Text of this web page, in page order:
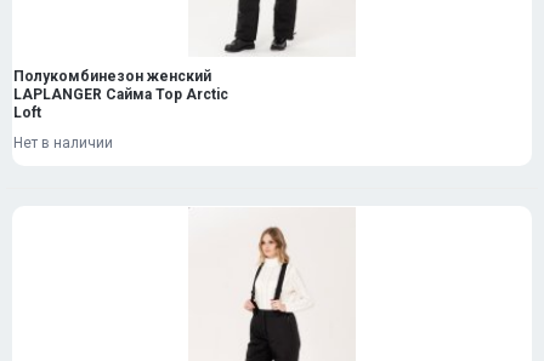
Полукомбинезон женский
LAPLANGER Сайма Top Arctic
Loft
Нет в наличии